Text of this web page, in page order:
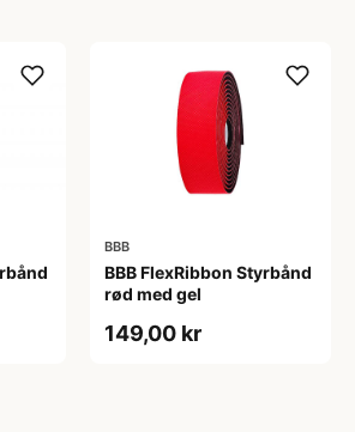
BBB
BBB FlexRibbon Styrbånd
rød med gel
149,00 kr